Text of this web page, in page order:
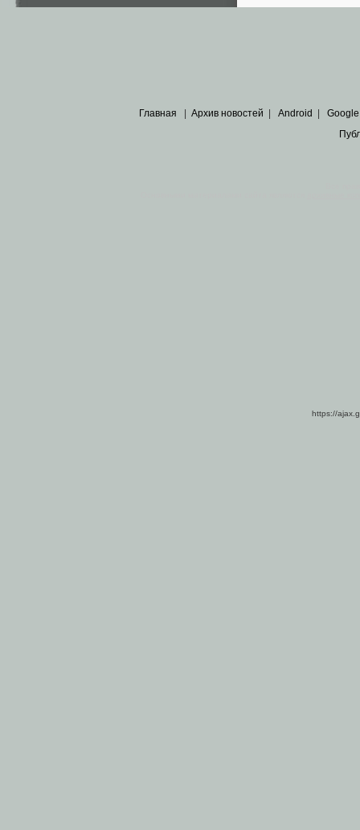
Главная Архив новостей Android Google
https://